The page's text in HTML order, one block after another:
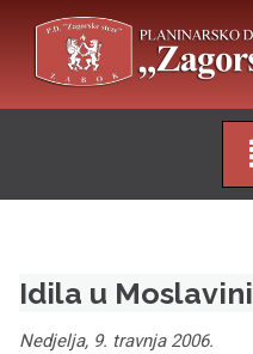
Idila u Moslavini
Nedjelja, 9. travnja 2006.